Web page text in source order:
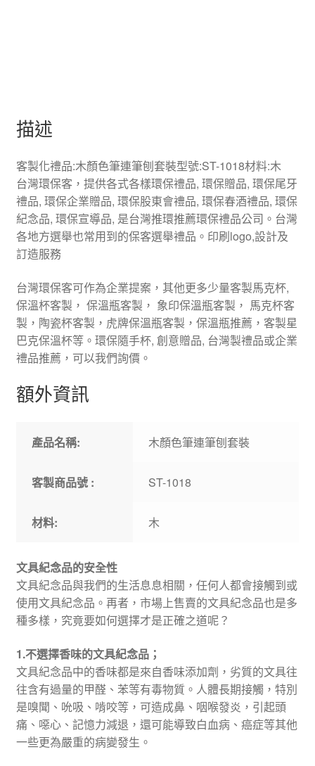
描述
客製化禮品:木顏色筆連筆刨套裝型號:ST-1018材料:木
台灣環保客，提供各式各樣環保禮品, 環保贈品, 環保尾牙
禮品, 環保企業贈品, 環保股東會禮品, 環保春酒禮品, 環保
紀念品, 環保宣導品, 是台灣推環推薦環保禮品公司。台灣
各地方選舉也常用到的保客選舉禮品。印刷logo,設計及
訂造服務
台灣環保客可作為企業提案，其他更多少量客製馬克杯,
保溫杯客製， 保溫瓶客製， 象印保溫瓶客製， 馬克杯客
製，陶瓷杯客製，虎牌保溫瓶客製，保溫瓶推薦，客製星
巴克保溫杯等。環保隨手杯, 創意贈品, 台灣製禮品或企業
禮品推薦，可以我們詢價。
額外資訊
產品名稱: 木顏色筆連筆刨套裝
客製商品號 : ST-1018
材料: 木
文具紀念品的安全性
文具紀念品與我們的生活息息相關，任何人都會接觸到或
使用文具紀念品。再者，市場上售賣的文具紀念品也是多
種多樣，究竟要如何選擇才是正確之道呢？
1.不選擇香味的文具紀念品；
文具紀念品中的香味都是來自香味添加劑，劣質的文具往
往含有過量的甲醛、苯等有毒物質。人體長期接觸，特別
是嗅聞、吮吸、啃咬等，可造成鼻、咽喉發炎，引起頭
痛、噁心、記憶力減退，還可能導致白血病、癌症等其他
一些更為嚴重的病變發生。